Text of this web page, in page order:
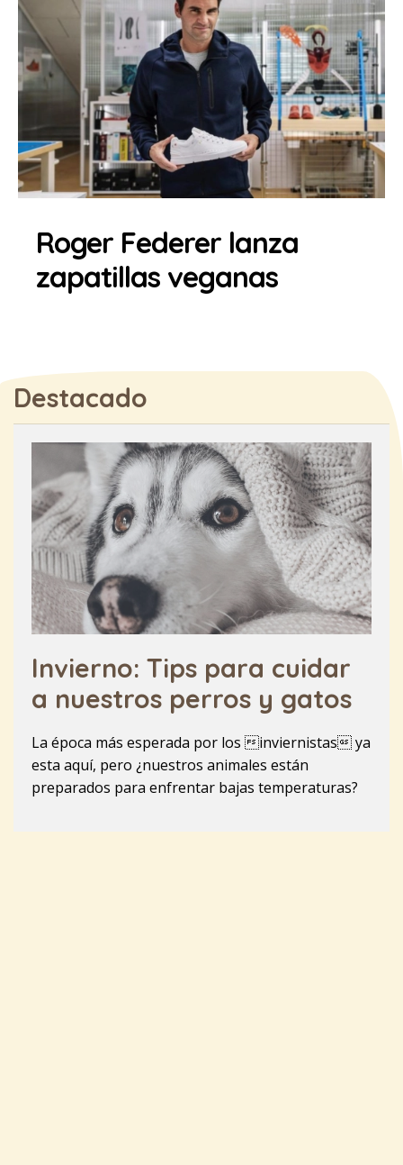
Roger Federer lanza
zapatillas veganas
Destacado
Invierno: Tips para cuidar
a nuestros perros y gatos
La época más esperada por los inviernistas ya
esta aquí, pero ¿nuestros animales están
preparados para enfrentar bajas temperaturas?